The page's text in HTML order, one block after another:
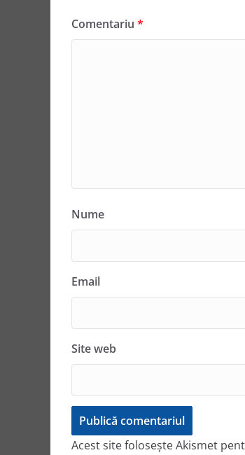
Comentariu *
Nume
Email
Site web
Acest site folosește Akismet